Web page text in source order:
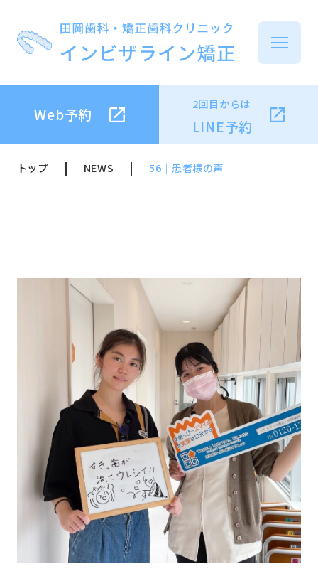
Web予約
2回目からは
LINE予約
症
トップ NEWS 56｜患者様の声